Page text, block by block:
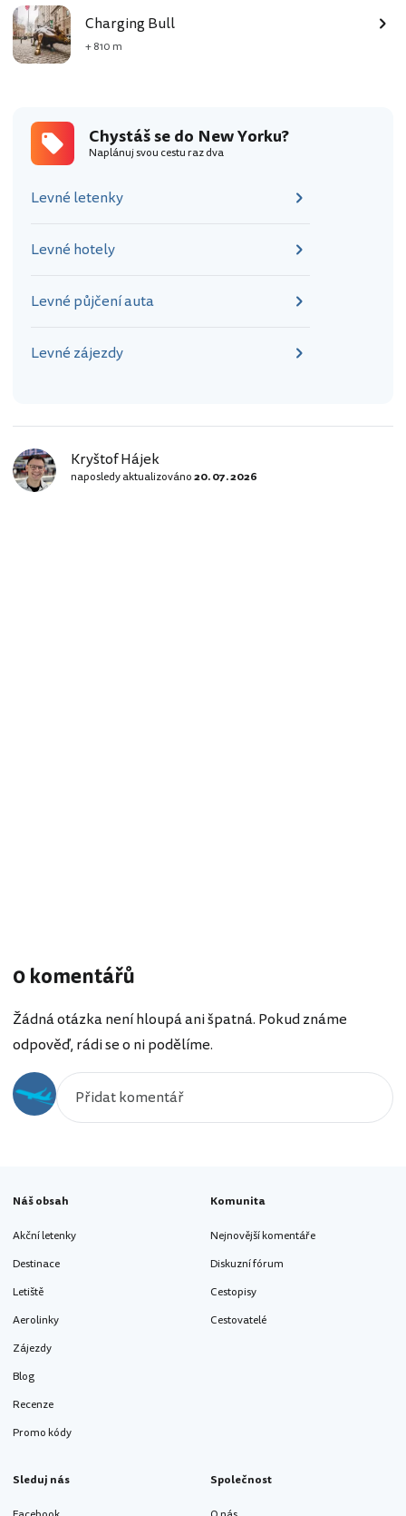
Charging Bull
+ 810 m
Chystáš se do New Yorku?
Naplánuj svou cestu raz dva
Levné letenky
Levné hotely
Levné půjčení auta
Levné zájezdy
Kryštof Hájek
naposledy aktualizováno20. 07. 2026
0 komentářů
Žádná otázka není hloupá ani špatná. Pokud známe
odpověď, rádi se o ni podělíme.
Náš obsah
Akční letenky
Destinace
Letiště
Aerolinky
Zájezdy
Blog
Recenze
Promo kódy
Komunita
Nejnovější komentáře
Diskuzní fórum
Cestopisy
Cestovatelé
Sleduj nás Společnost